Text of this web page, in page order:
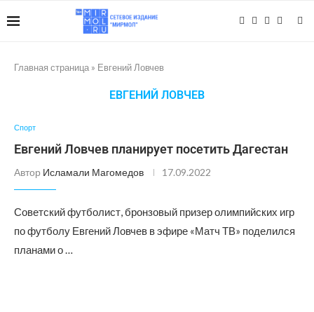
Главная страница » Евгений Ловчев
ЕВГЕНИЙ ЛОВЧЕВ
Спорт
Евгений Ловчев планирует посетить Дагестан
Автор Исламали Магомедов 17.09.2022
Советский футболист, бронзовый призер олимпийских игр
по футболу Евгений Ловчев в эфире «Матч ТВ» поделился
планами о …